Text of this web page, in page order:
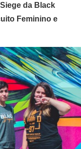
da Black
Feminino e